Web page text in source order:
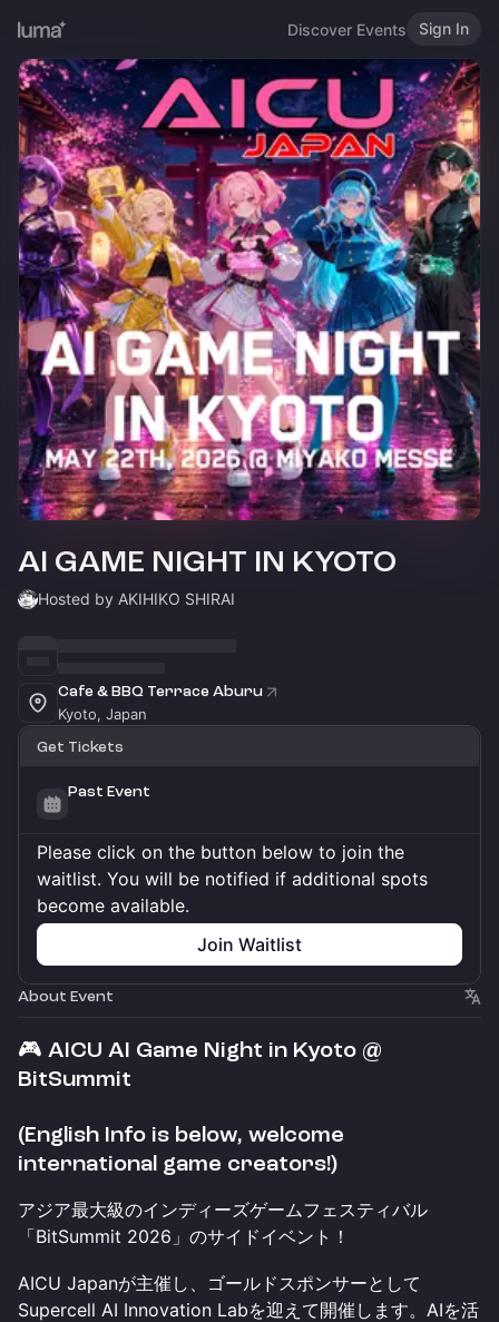
Discover Events Sign In
AI GAME NIGHT IN KYOTO
Hosted by AKIHIKO SHIRAI
Cafe & BBQ Terrace Aburu
Kyoto, Japan
Get Tickets
Past Event
Please click on the button below to join the
waitlist. You will be notified if additional spots
become available.
Join Waitlist
About Event
🎮 AICU AI Game Night in Kyoto @
BitSummit
(English Info is below, welcome
international game creators!)
アジア最大級のインディーズゲームフェスティバル
「BitSummit 2026」のサイドイベント！
AICU Japanが主催し、ゴールドスポンサーとして
Supercell AI Innovation Labを迎えて開催します。AIを活